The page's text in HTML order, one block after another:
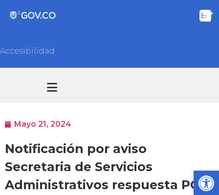
Accesibilidad
Mayo 21, 2024
Notificación por aviso
Secretaria de Servicios
Administrativos respuesta PQR